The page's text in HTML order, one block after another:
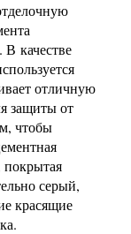
В качестве
отличную
защиты от
чтобы
покрытая
серый,
красящие